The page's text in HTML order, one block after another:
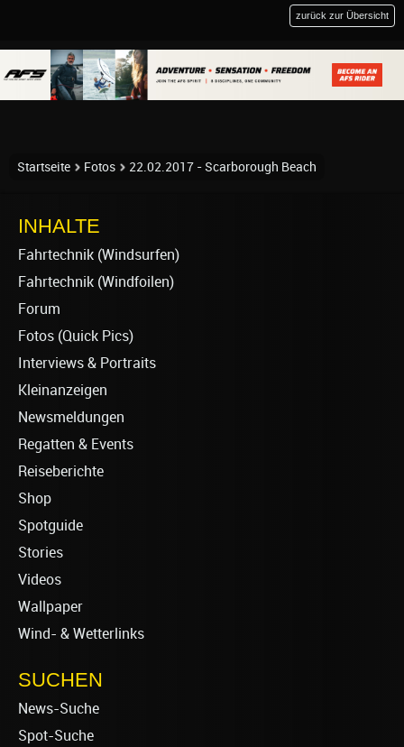
zurück zur Übersicht
Startseite Fotos 22.02.2017 - Scarborough Beach
INHALTE
Fahrtechnik (Windsurfen)
Fahrtechnik (Windfoilen)
Forum
Fotos (Quick Pics)
Interviews & Portraits
Kleinanzeigen
Newsmeldungen
Regatten & Events
Reiseberichte
Shop
Spotguide
Stories
Videos
Wallpaper
Wind- & Wetterlinks
SUCHEN
News-Suche
Spot-Suche